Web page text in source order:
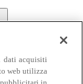
dati acquisiti
web utilizza